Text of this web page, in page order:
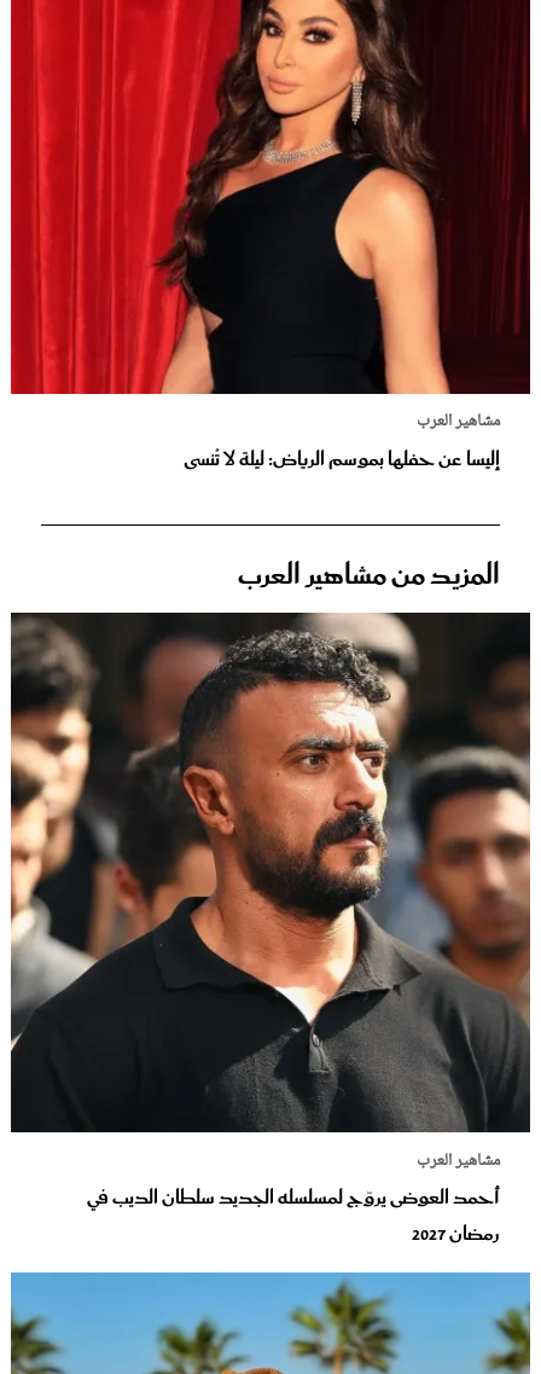
مشاهير العرب
إليسا عن حفلها بموسم الرياض: ليلة لا تُنسى
المزيد من مشاهير العرب
مشاهير العرب
أحمد العوضى يروّج لمسلسله الجديد سلطان الديب في
رمضان 2027